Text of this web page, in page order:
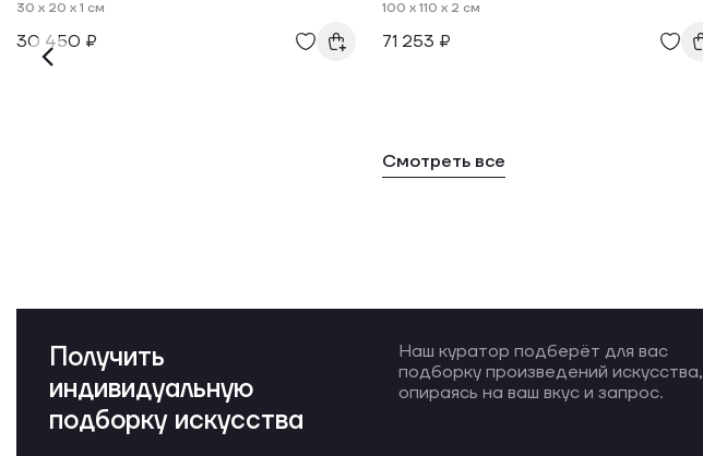
30 x 20 x 1 см
30 450 ₽
100 x 110 x 2 см
71 253 ₽
Смотреть все
Получить
индивидуальную
подборку искусства
Наш куратор подберёт для вас
подборку произведений искусства,
опираясь на ваш вкус и запрос.